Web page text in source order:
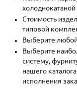
Каталог
холоднокатаной
Стоимость
типовой
Выберите
Выберите
систему,
нашего
исполнения